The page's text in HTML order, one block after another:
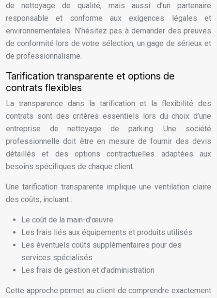
de nettoyage de qualité, mais aussi d’un partenaire
responsable et conforme aux exigences légales et
environnementales. N’hésitez pas à demander des preuves
de conformité lors de votre sélection, un gage de sérieux et
de professionnalisme.
Tarification transparente et options de
contrats flexibles
La transparence dans la tarification et la flexibilité des
contrats sont des critères essentiels lors du choix d’une
entreprise de nettoyage de parking. Une société
professionnelle doit être en mesure de fournir des devis
détaillés et des options contractuelles adaptées aux
besoins spécifiques de chaque client.
Une tarification transparente implique une ventilation claire
des coûts, incluant :
Le coût de la main-d’œuvre
Les frais liés aux équipements et produits utilisés
Les éventuels coûts supplémentaires pour des
services spécialisés
Les frais de gestion et d’administration
Cette approche permet au client de comprendre exactement